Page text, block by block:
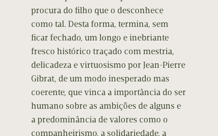
procura do filho que o desconhece
como tal. Desta forma, termina, sem
ficar fechado, um longo e inebriante
fresco histórico traçado com mestria,
delicadeza e virtuosismo por Jean-Pierre
Gibrat, de um modo inesperado mas
coerente, que vinca a importância do ser
humano sobre as ambições de alguns e
a predominância de valores como o
companheirismo, a solidariedade, a